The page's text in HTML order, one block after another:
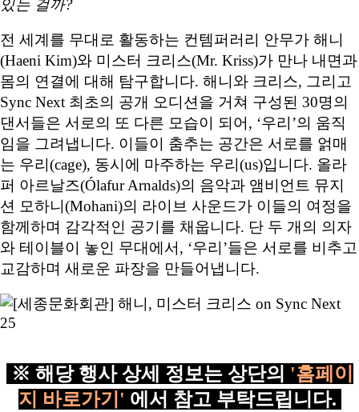
있는 걸까?
전 세계를 무대로 활동하는 컨템퍼러리 안무가 해니
(Haeni Kim)와 미스터 크리스(Mr. Kriss)가 만나 내면과
몸의 연결에 대해 탐구합니다. 해니와 크리스, 그리고
Sync Next 최초의 공개 오디션을 거쳐 구성된 30명의
댄서들은 서로의 또 다른 모습이 되어, ‘우리’의 움직
임을 그려냅니다. 이들이 춤추는 공간은 서로를 얽매
는 우리(cage), 동시에 마주하는 우리(us)입니다. 올라
퍼 아르날즈(Ólafur Arnalds)의 음악과 앰비언트 뮤지
션 모하니(Mohani)의 라이브 사운드가 이들의 여정을
함께하며 감각적인 공기를 채웁니다. 단 두 개의 의자
와 테이블이 놓인 무대에서, ‘우리’들은 서로를 비추고
교감하며 새로운 파장을 만들어냅니다.
※ 해당 행사 상세 정보는 상단의 '홈페이
지 바로가기' 에서 참고 부탁드립니다.